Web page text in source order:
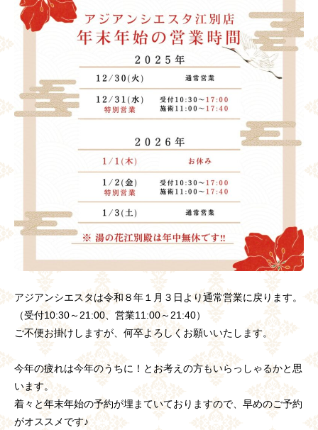
アジアンシエスタは令和８年１月３日より通常営業に戻ります。
（受付10:30～21:00、営業11:00～21:40）
ご不便お掛けしますが、何卒よろしくお願いいたします。
今年の疲れは今年のうちに！とお考えの方もいらっしゃるかと思
います。
着々と年末年始の予約が埋まていておりますので、早めのご予約
がオススメです♪